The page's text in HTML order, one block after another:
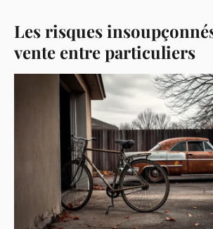
Les risques
vente entre particuliers